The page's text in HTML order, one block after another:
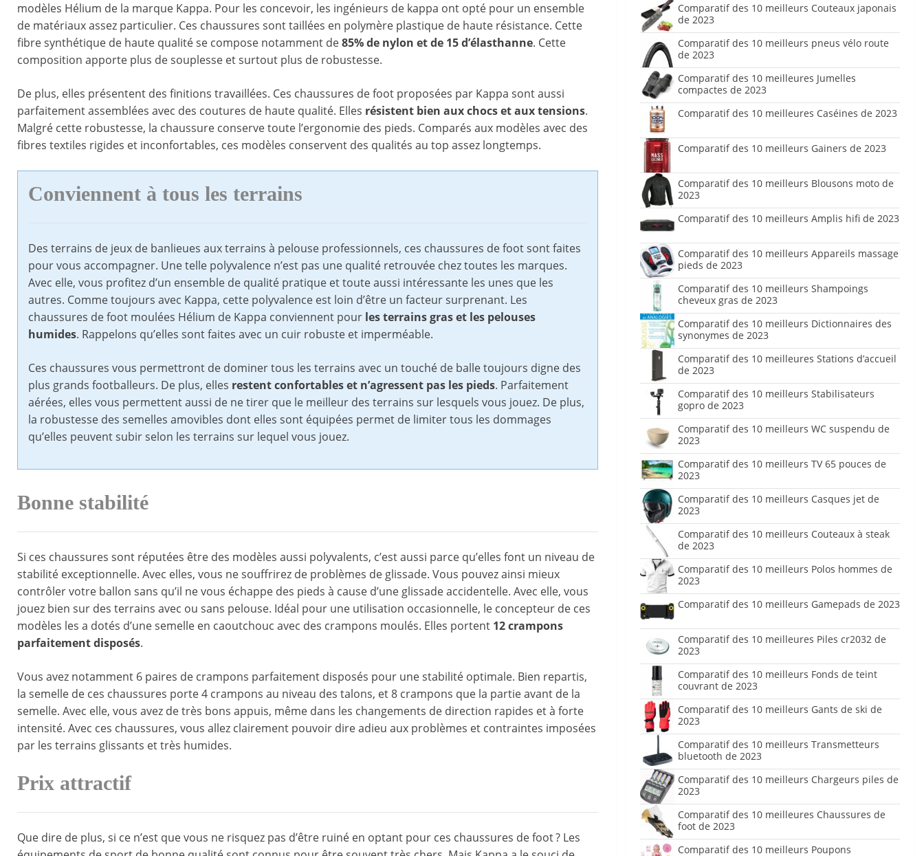
modèles Hélium de la marque Kappa. Pour les concevoir, les ingénieurs de kappa ont opté pour un ensemble
de matériaux assez particulier. Ces chaussures sont taillées en polymère plastique de haute résistance. Cette
fibre synthétique de haute qualité se compose notamment de85% de nylon et de 15 d’élasthanne. Cette
composition apporte plus de souplesse et surtout plus de robustesse.
De plus, elles présentent des finitions travaillées. Ces chaussures de foot proposées par Kappa sont aussi
parfaitement assemblées avec des coutures de haute qualité. Elles résistent bien aux chocs et aux tensions.
Malgré cette robustesse, la chaussure conserve toute l’ergonomie des pieds. Comparés aux modèles avec des
fibres textiles rigides et inconfortables, ces modèles conservent des qualités au top assez longtemps.
Conviennent à tous les terrains
Des terrains de jeux de banlieues aux terrains à pelouse professionnels, ces chaussures de foot sont faites
pour vous accompagner. Une telle polyvalence n’est pas une qualité retrouvée chez toutes les marques.
Avec elle, vous profitez d’un ensemble de qualité pratique et toute aussi intéressante les unes que les
autres. Comme toujours avec Kappa, cette polyvalence est loin d’être un facteur surprenant. Les
chaussures de foot moulées Hélium de Kappa conviennent pour les terrains gras et les pelouses
humides. Rappelons qu’elles sont faites avec un cuir robuste et imperméable.
Ces chaussures vous permettront de dominer tous les terrains avec un touché de balle toujours digne des
plus grands footballeurs. De plus, elles restent confortables et n’agressent pas les pieds. Parfaitement
aérées, elles vous permettent aussi de ne tirer que le meilleur des terrains sur lesquels vous jouez. De plus,
la robustesse des semelles amovibles dont elles sont équipées permet de limiter tous les dommages
qu’elles peuvent subir selon les terrains sur lequel vous jouez.
Bonne stabilité
Si ces chaussures sont réputées être des modèles aussi polyvalents, c’est aussi parce qu’elles font un niveau de
stabilité exceptionnelle. Avec elles, vous ne souffrirez de problèmes de glissade. Vous pouvez ainsi mieux
contrôler votre ballon sans qu’il ne vous échappe des pieds à cause d’une glissade accidentelle. Avec elle, vous
jouez bien sur des terrains avec ou sans pelouse. Idéal pour une utilisation occasionnelle, le concepteur de ces
modèles les a dotés d’une semelle en caoutchouc avec des crampons moulés. Elles portent 12 crampons
parfaitement disposés.
Vous avez notamment 6 paires de crampons parfaitement disposés pour une stabilité optimale. Bien repartis,
la semelle de ces chaussures porte 4 crampons au niveau des talons, et 8 crampons que la partie avant de la
semelle. Avec elle, vous avez de très bons appuis, même dans les changements de direction rapides et à forte
intensité. Avec ces chaussures, vous allez clairement pouvoir dire adieu aux problèmes et contraintes imposées
par les terrains glissants et très humides.
Prix attractif
Que dire de plus, si ce n’est que vous ne risquez pas d’être ruiné en optant pour ces chaussures de foot ? Les
Comparatif des 10 meilleurs Couteaux japonais
de 2023
Comparatif des 10 meilleurs pneus vélo route
de 2023
Comparatif des 10 meilleures Jumelles
compactes de 2023
Comparatif des 10 meilleures Caséines de 2023
Comparatif des 10 meilleurs Gainers de 2023
Comparatif des 10 meilleurs Blousons moto de
2023
Comparatif des 10 meilleurs Amplis hifi de 2023
Comparatif des 10 meilleurs Appareils massage
pieds de 2023
Comparatif des 10 meilleurs Shampoings
cheveux gras de 2023
Comparatif des 10 meilleurs Dictionnaires des
synonymes de 2023
Comparatif des 10 meilleures Stations d’accueil
de 2023
Comparatif des 10 meilleurs Stabilisateurs
gopro de 2023
Comparatif des 10 meilleurs WC suspendu de
2023
Comparatif des 10 meilleurs TV 65 pouces de
2023
Comparatif des 10 meilleurs Casques jet de
2023
Comparatif des 10 meilleurs Couteaux à steak
de 2023
Comparatif des 10 meilleurs Polos hommes de
2023
Comparatif des 10 meilleurs Gamepads de 2023
Comparatif des 10 meilleures Piles cr2032 de
2023
Comparatif des 10 meilleurs Fonds de teint
couvrant de 2023
Comparatif des 10 meilleurs Gants de ski de
2023
Comparatif des 10 meilleurs Transmetteurs
bluetooth de 2023
Comparatif des 10 meilleurs Chargeurs piles de
2023
Comparatif des 10 meilleures Chaussures de
foot de 2023
Comparatif des 10 meilleurs Poupons